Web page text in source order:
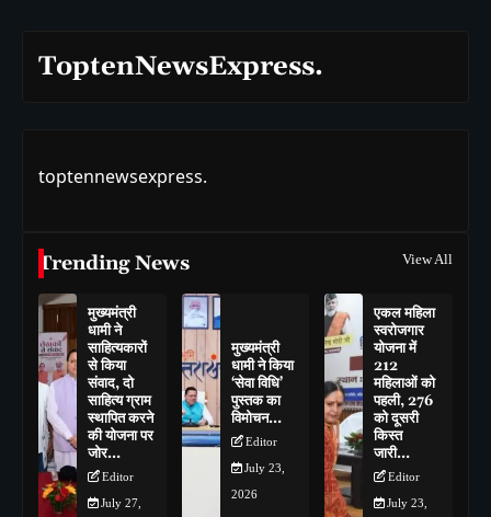
ToptenNewsExpress.
toptennewsexpress.
Trending News View All
मुख्यमंत्री
धामी ने
साहित्यकारों
से किया
संवाद, दो
साहित्य ग्राम
स्थापित करने
की योजना पर
जोर…
Editor
July 27,
मुख्यमंत्री
धामी ने किया
‘सेवा विधि’
पुस्तक का
विमोचन…
Editor
July 23,
2026
एकल महिला
स्वरोजगार
योजना में
212
महिलाओं को
पहली, 276
को दूसरी
किस्त
जारी…
Editor
July 23,